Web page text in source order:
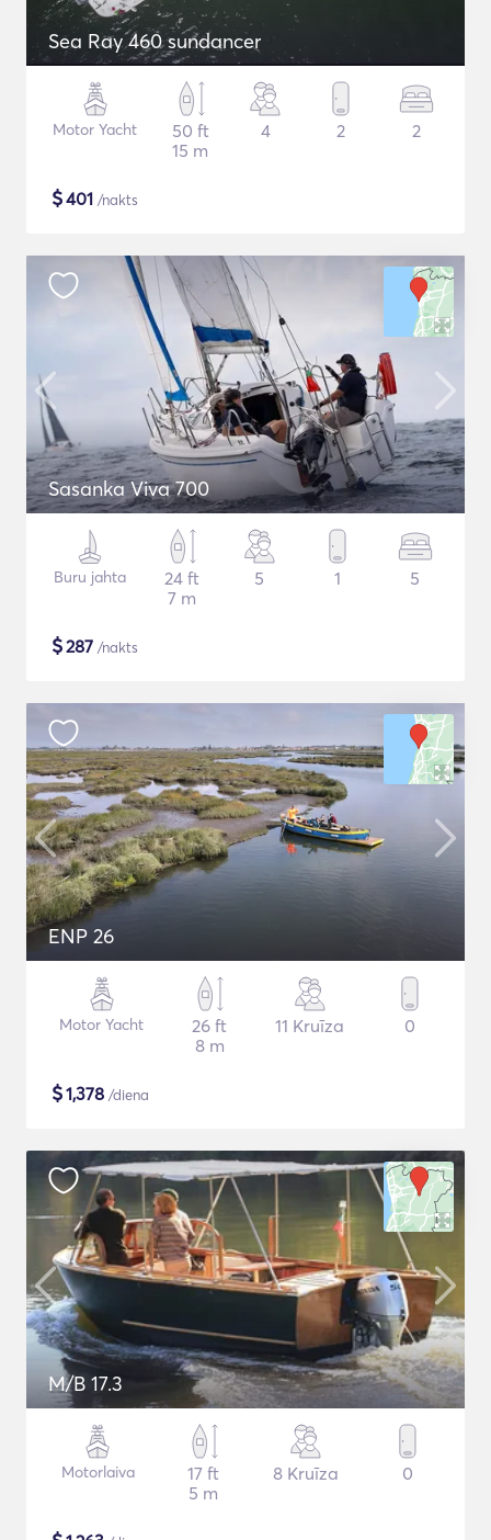
Sea Ray 460 sundancer
Motor Yacht
50 ft
15 m
4 2 2
$401 /nakts
Sasanka Viva 700
Buru jahta
24 ft
7 m
5 1 5
$287 /nakts
ENP 26
Motor Yacht
26 ft
8 m
11 Kruīza 0
$1,378 /diena
M/B 17.3
Motorlaiva
17 ft
5 m
8 Kruīza 0